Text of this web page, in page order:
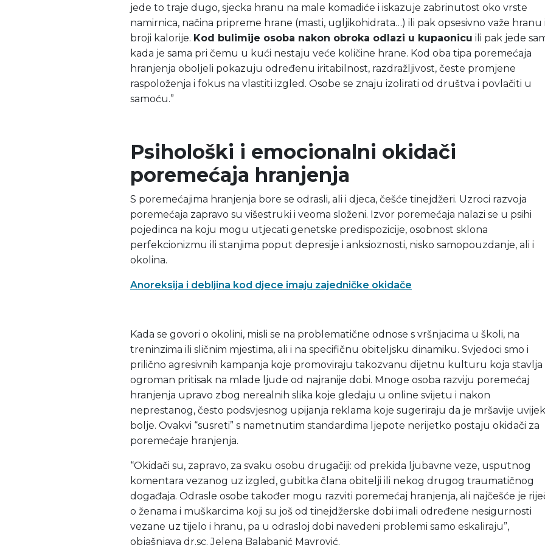
jede to traje dugo, sjecka hranu na male komadiće i iskazuje zabrinutost oko vrste
namirnica, načina pripreme hrane (masti, ugljikohidrata…) ili pak opsesivno važe hranu
broji kalorije. Kod bulimije osoba nakon obroka odlazi u kupaonicu ili pak jede
kada je sama pri čemu u kući nestaju veće količine hrane. Kod oba tipa poremećaja
hranjenja oboljeli pokazuju određenu iritabilnost, razdražljivost, česte promjene
raspoloženja i fokus na vlastiti izgled. Osobe se znaju izolirati od društva i povlačiti u
samoću.”
Psihološki i emocionalni okidači
poremećaja hranjenja
S poremećajima hranjenja bore se odrasli, ali i djeca, češće tinejdžeri. Uzroci razvoja
poremećaja zapravo su višestruki i veoma složeni. Izvor poremećaja nalazi se u psihi
pojedinca na koju mogu utjecati genetske predispozicije, osobnost sklona
perfekcionizmu ili stanjima poput depresije i anksioznosti, nisko samopouzdanje, ali i
okolina.
Anoreksija i debljina kod djece imaju zajedničke okidače
Kada se govori o okolini, misli se na problematične odnose s vršnjacima u školi, na
treninzima ili sličnim mjestima, ali i na specifičnu obiteljsku dinamiku. Svjedoci smo i
prilično agresivnih kampanja koje promoviraju takozvanu dijetnu kulturu koja stavlja
ogroman pritisak na mlade ljude od najranije dobi. Mnoge osoba razviju poremećaj
hranjenja upravo zbog nerealnih slika koje gledaju u online svijetu i nakon
neprestanog, često podsvjesnog upijanja reklama koje sugeriraju da je mršavije uvijek
bolje. Ovakvi “susreti” s nametnutim standardima ljepote nerijetko postaju okidači za
poremećaje hranjenja.
“Okidači su, zapravo, za svaku osobu drugačiji: od prekida ljubavne veze, usputnog
komentara vezanog uz izgled, gubitka člana obitelji ili nekog drugog traumatičnog
događaja. Odrasle osobe također mogu razviti poremećaj hranjenja, ali najčešće je
o ženama i muškarcima koji su još od tinejdžerske dobi imali određene nesigurnosti
vezane uz tijelo i hranu, pa u odrasloj dobi navedeni problemi samo eskaliraju”,
objašnjava dr.sc. Jelena Balabanić Mavrović.